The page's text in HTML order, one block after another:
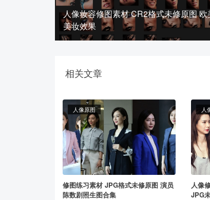
人像妆容修图素材 CR2格式未修原图 欧
美妆效果
相关文章
人像原图
修图练习素材 JPG格式未修原图 演员
陈数剧照生图合集
人
人像
JPG